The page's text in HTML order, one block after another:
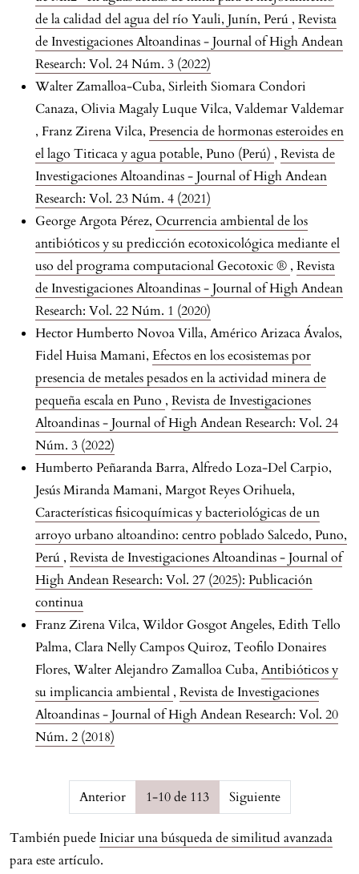
de la calidad del agua del río Yauli, Junín, Perú , Revista
de Investigaciones Altoandinas - Journal of High Andean
Research: Vol. 24 Núm. 3 (2022)
Walter Zamalloa-Cuba, Sirleith Siomara Condori
Canaza, Olivia Magaly Luque Vilca, Valdemar Valdemar
, Franz Zirena Vilca, Presencia de hormonas esteroides en
el lago Titicaca y agua potable, Puno (Perú) , Revista de
Investigaciones Altoandinas - Journal of High Andean
Research: Vol. 23 Núm. 4 (2021)
George Argota Pérez, Ocurrencia ambiental de los
antibióticos y su predicción ecotoxicológica mediante el
uso del programa computacional Gecotoxic ® , Revista
de Investigaciones Altoandinas - Journal of High Andean
Research: Vol. 22 Núm. 1 (2020)
Hector Humberto Novoa Villa, Américo Arizaca Ávalos,
Fidel Huisa Mamani, Efectos en los ecosistemas por
presencia de metales pesados en la actividad minera de
pequeña escala en Puno , Revista de Investigaciones
Altoandinas - Journal of High Andean Research: Vol. 24
Núm. 3 (2022)
Humberto Peñaranda Barra, Alfredo Loza-Del Carpio,
Jesús Miranda Mamani, Margot Reyes Orihuela,
Características fisicoquímicas y bacteriológicas de un
arroyo urbano altoandino: centro poblado Salcedo, Puno,
Perú , Revista de Investigaciones Altoandinas - Journal of
High Andean Research: Vol. 27 (2025): Publicación
continua
Franz Zirena Vilca, Wildor Gosgot Angeles, Edith Tello
Palma, Clara Nelly Campos Quiroz, Teofilo Donaires
Flores, Walter Alejandro Zamalloa Cuba, Antibióticos y
su implicancia ambiental , Revista de Investigaciones
Altoandinas - Journal of High Andean Research: Vol. 20
Núm. 2 (2018)
Page {$page} of {$pagesCount}
Anterior 1-10 de 113 Siguiente
También puede Iniciar una búsqueda de similitud avanzada
para este artículo.